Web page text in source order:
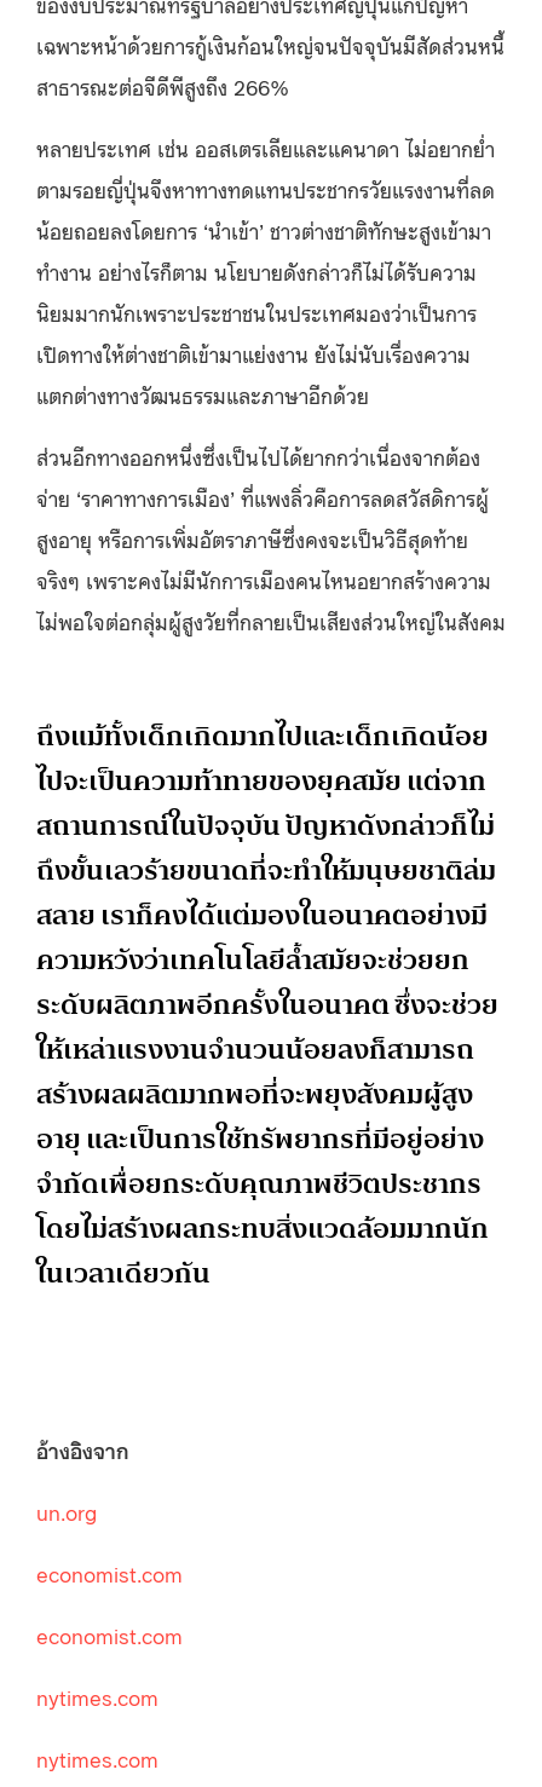
เฉพาะหน้าด้วยการกู้เงินก้อนใหญ่จนปัจจุบันมีสัดส่วนหนี้
สาธารณะต่อจีดีพีสูงถึง 266%
หลายประเทศ เช่น ออสเตรเลียและแคนาดา ไม่อยากย่ำ
ตามรอยญี่ปุ่นจึงหาทางทดแทนประชากรวัยแรงงานที่ลด
น้อยถอยลงโดยการ ‘นำเข้า’ ชาวต่างชาติทักษะสูงเข้ามา
ทำงาน อย่างไรก็ตาม นโยบายดังกล่าวก็ไม่ได้รับความ
นิยมมากนักเพราะประชาชนในประเทศมองว่าเป็นการ
เปิดทางให้ต่างชาติเข้ามาแย่งงาน ยังไม่นับเรื่องความ
แตกต่างทางวัฒนธรรมและภาษาอีกด้วย
ส่วนอีกทางออกหนึ่งซึ่งเป็นไปได้ยากกว่าเนื่องจากต้อง
จ่าย ‘ราคาทางการเมือง’ ที่แพงลิ่วคือการลดสวัสดิการผู้
สูงอายุ หรือการเพิ่มอัตราภาษีซึ่งคงจะเป็นวิธีสุดท้าย
จริงๆ เพราะคงไม่มีนักการเมืองคนไหนอยากสร้างความ
ไม่พอใจต่อกลุ่มผู้สูงวัยที่กลายเป็นเสียงส่วนใหญ่ในสังคม
ถึงแม้ทั้งเด็กเกิดมากไปและเด็กเกิดน้อย
ไปจะเป็นความท้าทายของยุคสมัย แต่จาก
สถานการณ์ในปัจจุบัน ปัญหาดังกล่าวก็ไม่
ถึงขั้นเลวร้ายขนาดที่จะทำให้มนุษยชาติล่ม
สลาย เราก็คงได้แต่มองในอนาคตอย่างมี
ความหวังว่าเทคโนโลยีล้ำสมัยจะช่วยยก
ระดับผลิตภาพอีกครั้งในอนาคต ซึ่งจะช่วย
ให้เหล่าแรงงานจำนวนน้อยลงก็สามารถ
สร้างผลผลิตมากพอที่จะพยุงสังคมผู้สูง
อายุ และเป็นการใช้ทรัพยากรที่มีอยู่อย่าง
จำกัดเพื่อยกระดับคุณภาพชีวิตประชากร
โดยไม่สร้างผลกระทบสิ่งแวดล้อมมากนัก
ในเวลาเดียวกัน
อ้างอิงจาก
un.org
economist.com
economist.com
nytimes.com
nytimes.com